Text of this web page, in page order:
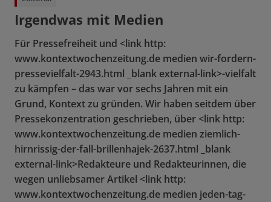
Irgendwas mit Medien
Für Pressefreiheit und <link http:
www.kontextwochenzeitung.de medien wir-fordern-
pressevielfalt-2943.html _blank external-link>-vielfalt
zu kämpfen – das war vor sechs Jahren mit ein
Grund, Kontext zu gründen. Wir haben seitdem über
Pressekonzentration geschrieben, über <link http:
www.kontextwochenzeitung.de medien ziemlich-
hirnrissig-der-fall-brillenhajek-2637.html _blank
external-link>Redakteure und Redakteurinnen, die
wegen unliebsamer Artikel <link http:
www.kontextwochenzeitung.de medien jeden-tag-